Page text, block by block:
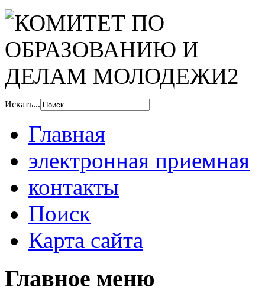
Искать...
Главная
электронная приемная
контакты
Поиск
Карта сайта
Главное меню